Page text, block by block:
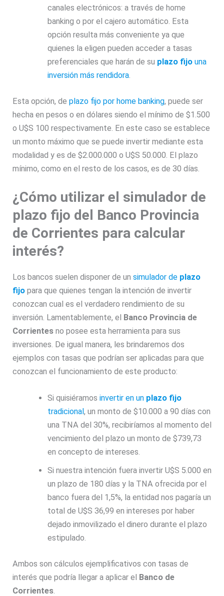
canales electrónicos: a través de home
banking o por el cajero automático. Esta
opción resulta más conveniente ya que
quienes la eligen pueden acceder a tasas
preferenciales que harán de su plazo fijouna
inversión más rendidora.
Esta opción, deplazo fijo por home banking, puede ser
hecha en pesos o en dólares siendo el mínimo de $1.500
o U$S 100 respectivamente. En este caso se establece
un monto máximo que se puede invertir mediante esta
modalidad y es de $2.000.000 o U$S 50.000. El plazo
mínimo, como en el resto de los casos, es de 30 días.
¿Cómo utilizar el simulador de
plazo fijo del Banco Provincia
de Corrientes para calcular
interés?
Los bancos suelen disponer de unsimulador de plazo
fijo para que quienes tengan la intención de invertir
conozcan cual es el verdadero rendimiento de su
inversión. Lamentablemente, el Banco Provincia de
Corrientes no posee esta herramienta para sus
inversiones. De igual manera, les brindaremos dos
ejemplos con tasas que podrían ser aplicadas para que
conozcan el funcionamiento de este producto:
Si quisiéramos invertir en un plazo fijo
tradicional, un monto de $10.000 a 90 días con
una TNA del 30%, recibiríamos al momento del
vencimiento del plazo un monto de $739,73
en concepto de intereses.
Si nuestra intención fuera invertir U$S 5.000 en
un plazo de 180 días y la TNA ofrecida por el
banco fuera del 1,5%, la entidad nos pagaría un
total de U$S 36,99 en intereses por haber
dejado inmovilizado el dinero durante el plazo
estipulado.
Ambos son cálculos ejemplificativos con tasas de
interés que podría llegar a aplicar el Banco de
Corrientes